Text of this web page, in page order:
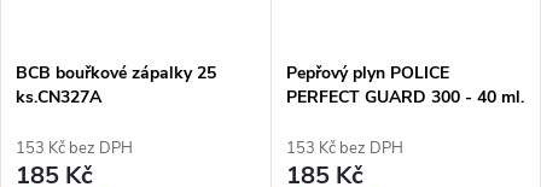
BCB bouřkové zápalky 25
ks.CN327A
153 Kč bez DPH
185 Kč
Pepřový plyn POLICE
PERFECT GUARD 300 - 40 ml.
153 Kč bez DPH
185 Kč